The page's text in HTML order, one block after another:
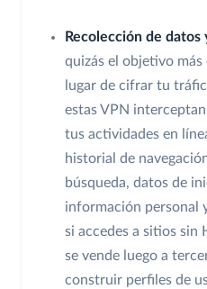
Recolección de datos
quizás el objetivo
lugar de cifrar tu
estas VPN
tus actividades en
historial de
búsqueda, datos de
información personal
si accedes a sitios sin
se vende luego a
construir perfiles de